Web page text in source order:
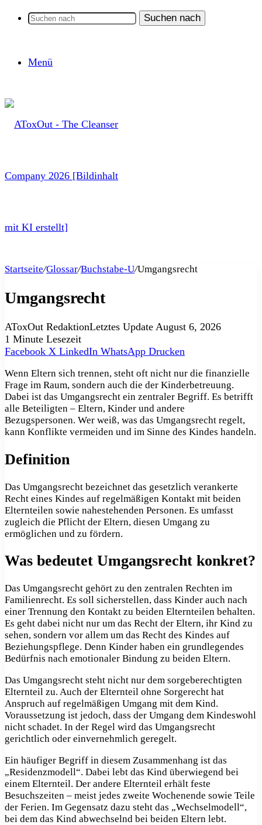
Suchen nach
Menü
Startseite/Glossar/Buchstabe-U/Umgangsrecht
Umgangsrecht
AToxOut RedaktionLetztes Update August 6, 2026
1 Minute Lesezeit
Facebook X LinkedIn WhatsApp Drucken
Wenn Eltern sich trennen, steht oft nicht nur die finanzielle
Frage im Raum, sondern auch die der Kinderbetreuung.
Dabei ist das Umgangsrecht ein zentraler Begriff. Es betrifft
alle Beteiligten – Eltern, Kinder und andere
Bezugspersonen. Wer weiß, was das Umgangsrecht regelt,
kann Konflikte vermeiden und im Sinne des Kindes handeln.
Definition
Das Umgangsrecht bezeichnet das gesetzlich verankerte
Recht eines Kindes auf regelmäßigen Kontakt mit beiden
Elternteilen sowie nahestehenden Personen. Es umfasst
zugleich die Pflicht der Eltern, diesen Umgang zu
ermöglichen und zu fördern.
Was bedeutet Umgangsrecht konkret?
Das Umgangsrecht gehört zu den zentralen Rechten im
Familienrecht. Es soll sicherstellen, dass Kinder auch nach
einer Trennung den Kontakt zu beiden Elternteilen behalten.
Es geht dabei nicht nur um das Recht der Eltern, ihr Kind zu
sehen, sondern vor allem um das Recht des Kindes auf
Beziehungspflege. Denn Kinder haben ein grundlegendes
Bedürfnis nach emotionaler Bindung zu beiden Eltern.
Das Umgangsrecht steht nicht nur dem sorgeberechtigten
Elternteil zu. Auch der Elternteil ohne Sorgerecht hat
Anspruch auf regelmäßigen Umgang mit dem Kind.
Voraussetzung ist jedoch, dass der Umgang dem Kindeswohl
nicht schadet. In der Regel wird das Umgangsrecht
gerichtlich oder einvernehmlich geregelt.
Ein häufiger Begriff in diesem Zusammenhang ist das
„Residenzmodell“. Dabei lebt das Kind überwiegend bei
einem Elternteil. Der andere Elternteil erhält feste
Besuchszeiten – meist jedes zweite Wochenende sowie Teile
der Ferien. Im Gegensatz dazu steht das „Wechselmodell“,
bei dem das Kind abwechselnd bei beiden Eltern lebt.